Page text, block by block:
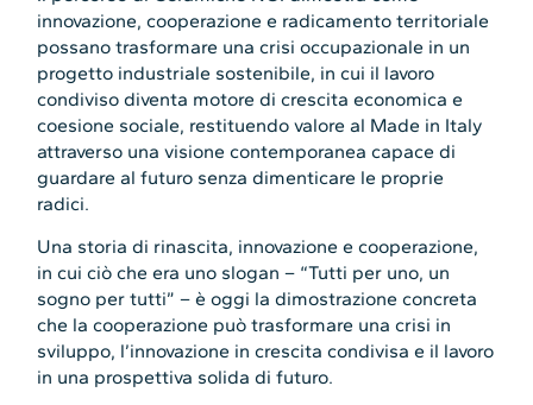
innovazione, cooperazione e radicamento territoriale
possano trasformare una crisi occupazionale in un
progetto industriale sostenibile, in cui il lavoro
condiviso diventa motore di crescita economica e
coesione sociale, restituendo valore al Made in Italy
attraverso una visione contemporanea capace di
guardare al futuro senza dimenticare le proprie
radici.
Una storia di rinascita, innovazione e cooperazione,
in cui ciò che era uno slogan – “Tutti per uno, un
sogno per tutti” – è oggi la dimostrazione concreta
che la cooperazione può trasformare una crisi in
sviluppo, l’innovazione in crescita condivisa e il lavoro
in una prospettiva solida di futuro.